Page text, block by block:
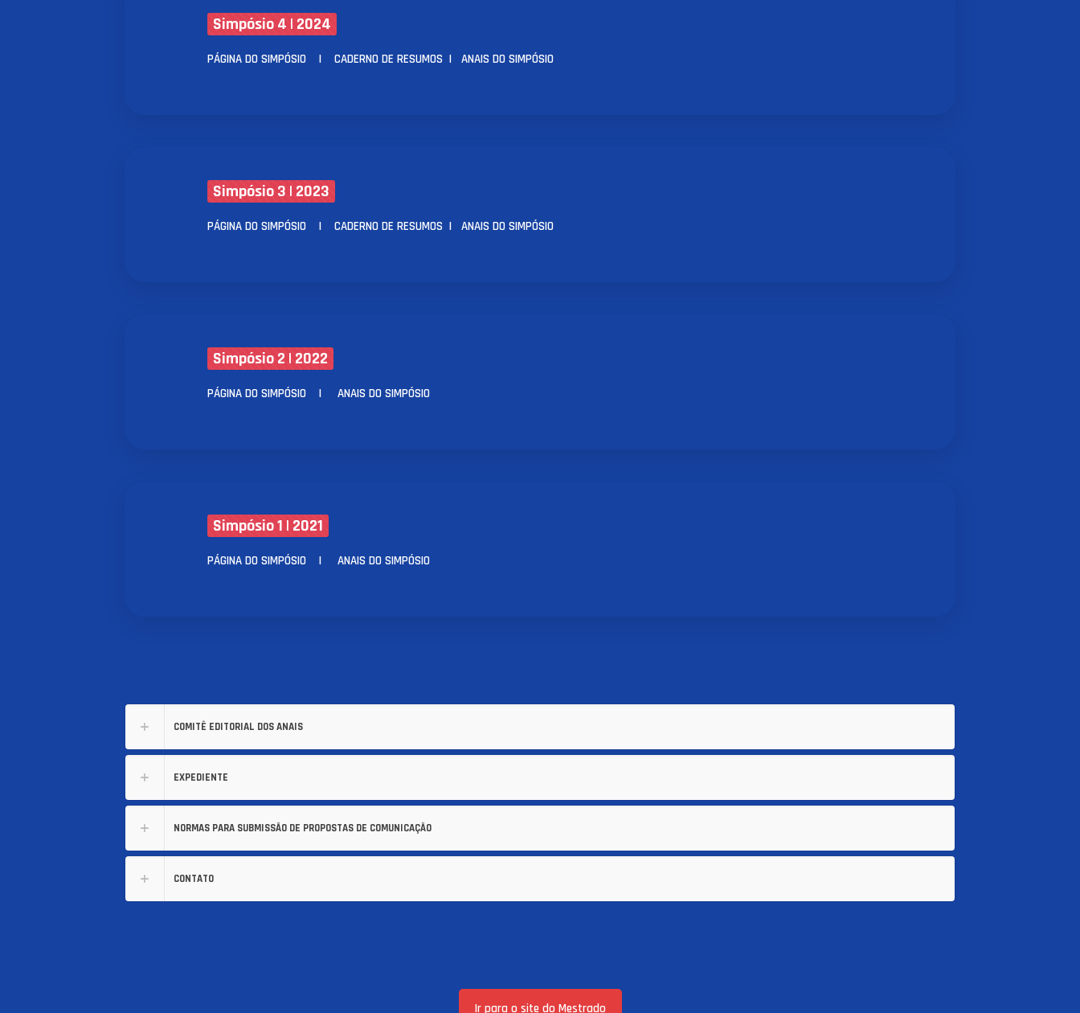
Simpósio 4 | 2024
PÁGINA DO SIMPÓSIO |CADERNO DE RESUMOS |ANAIS DO SIMPÓSIO
Simpósio 3 | 2023
PÁGINA DO SIMPÓSIO |CADERNO DE RESUMOS |ANAIS DO SIMPÓSIO
Simpósio 2 | 2022
PÁGINA DO SIMPÓSIO |ANAIS DO SIMPÓSIO
Simpósio 1 | 2021
PÁGINA DO SIMPÓSIO |ANAIS DO SIMPÓSIO
COMITÊ EDITORIAL DOS ANAIS
EXPEDIENTE
NORMAS PARA SUBMISSÃO DE PROPOSTAS DE COMUNICAÇÃO
CONTATO
Ir para o site do Mestrado